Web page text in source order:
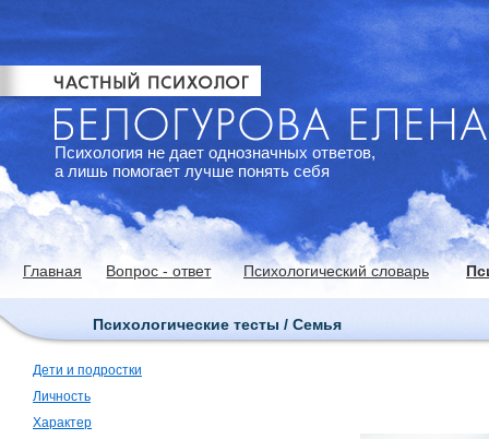
Психология не дает однозначных ответов,
а лишь помогает лучше понять себя
Главная Вопрос - ответ Психологический словарь
Психологические тесты / Семья
Дети и подростки
Личность
Характер